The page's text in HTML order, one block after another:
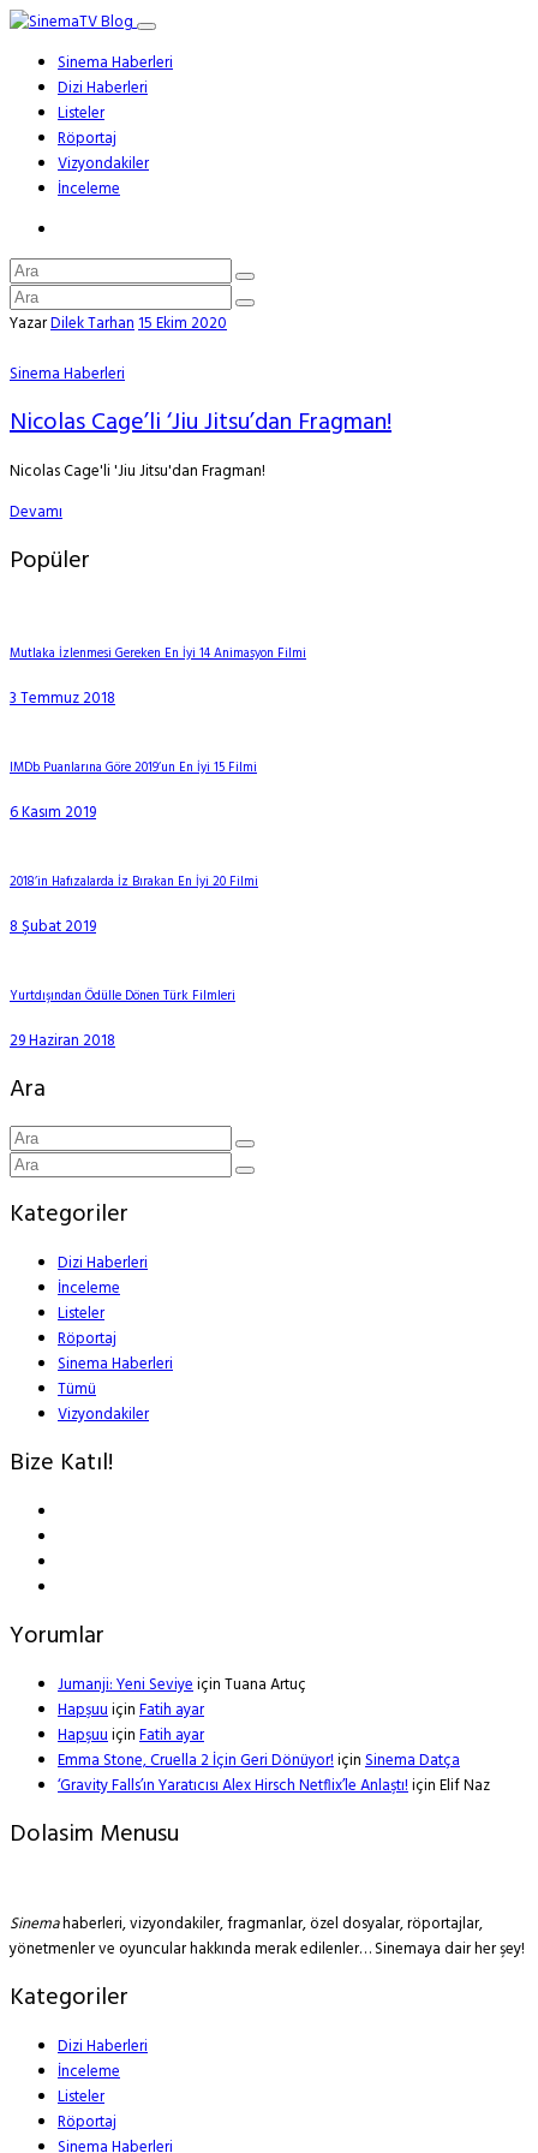
Sinema Haberleri
Dizi Haberleri
Listeler
Röportaj
Vizyondakiler
İnceleme
YazarDilek Tarhan15 Ekim 2020
Sinema Haberleri
Nicolas Cage’li ‘Jiu Jitsu’dan Fragman!
Nicolas Cage'li 'Jiu Jitsu'dan Fragman!
Devamı
Popüler
Mutlaka İzlenmesi Gereken En İyi 14 Animasyon Filmi
3 Temmuz 2018
IMDb Puanlarına Göre 2019’un En İyi 15 Filmi
6 Kasım 2019
2018’in Hafızalarda İz Bırakan En İyi 20 Filmi
8 Şubat 2019
Yurtdışından Ödülle Dönen Türk Filmleri
29 Haziran 2018
Ara
Kategoriler
Dizi Haberleri
İnceleme
Listeler
Röportaj
Sinema Haberleri
Tümü
Vizyondakiler
Bize Katıl!
Yorumlar
Jumanji: Yeni SeviyeiçinTuana Artuç
HapşuuiçinFatih ayar
HapşuuiçinFatih ayar
Emma Stone, Cruella 2 İçin Geri Dönüyor!içinSinema Datça
‘Gravity Falls’ın Yaratıcısı Alex Hirsch Netflix’le Anlaştı!içinElif Naz
Dolasim Menusu
Sinemahaberleri, vizyondakiler, fragmanlar, özel dosyalar, röportajlar,
yönetmenler ve oyuncular hakkında merak edilenler… Sinemaya dair her şey!
Kategoriler
Dizi Haberleri
İnceleme
Listeler
Röportaj
Sinema Haberleri